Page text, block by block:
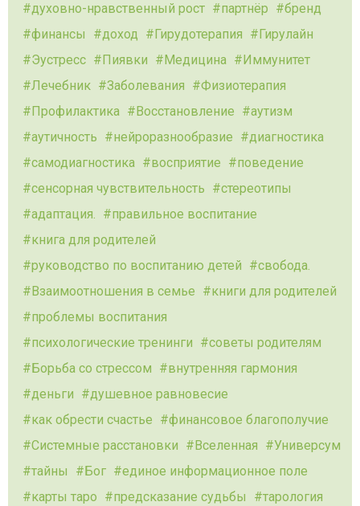
духовно-нравственный рост
партнёр
бренд
финансы
доход Гирудотерапия
Гирулайн
Эустресс
Пиявки Медицина
Иммунитет
Лечебник
Заболевания
Физиотерапия
Профилактика
Восстановление
аутизм
аутичность
нейроразнообразие
диагностика
самодиагностика
восприятие
поведение
сенсорная чувствительность
стереотипы
адаптация.
правильное воспитание
книга для родителей
руководство по воспитанию детей
свобода.
Взаимоотношения в семье
книги для родителей
проблемы воспитания
психологические тренинги
советы родителям
Борьба со стрессом
внутренняя гармония
деньги
душевное равновесие
как обрести счастье
финансовое благополучие
Системные расстановки
Вселенная
Универсум
тайны
Бог
единое информационное поле
карты таро
предсказание судьбы
тарология